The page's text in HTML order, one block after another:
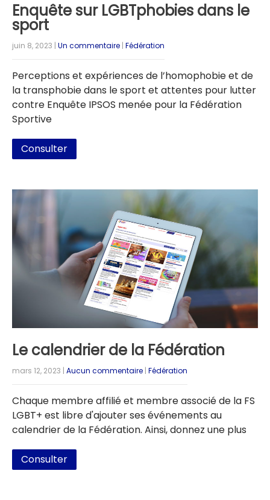
Enquête sur LGBTphobies dans le
sport
juin 8, 2023 | Un commentaire | Fédération
Perceptions et expériences de l’homophobie et de
la transphobie dans le sport et attentes pour lutter
contre Enquête IPSOS menée pour la Fédération
Sportive
Consulter
Le calendrier de la Fédération
mars 12, 2023 | Aucun commentaire | Fédération
Chaque membre affilié et membre associé de la FS
LGBT+ est libre d'ajouter ses événements au
calendrier de la Fédération. Ainsi, donnez une plus
Consulter